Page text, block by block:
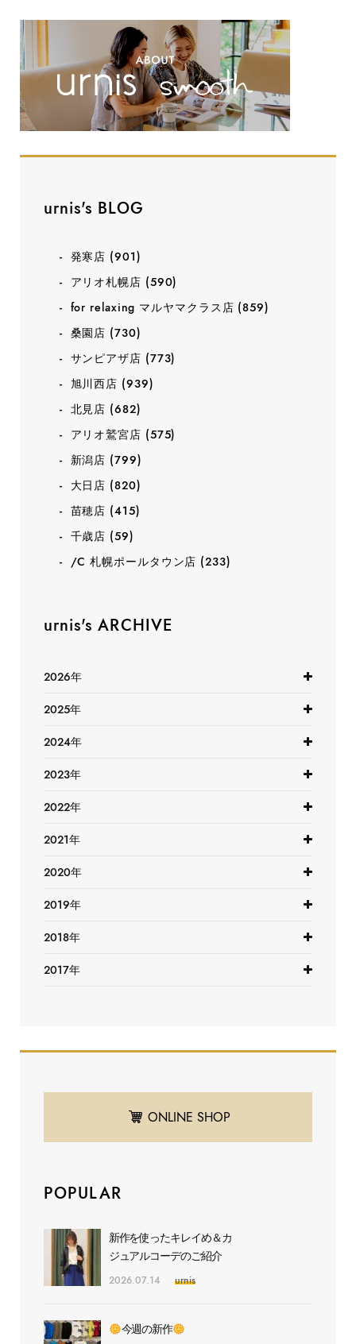
urnis's BLOG
発寒店 (901)
アリオ札幌店 (590)
for relaxing マルヤマクラス店 (859)
桑園店 (730)
サンピアザ店 (773)
旭川西店 (939)
北見店 (682)
アリオ鷲宮店 (575)
新潟店 (799)
大日店 (820)
苗穂店 (415)
千歳店 (59)
/C 札幌ポールタウン店 (233)
urnis's ARCHIVE
2026年
2025年
2024年
2023年
2022年
2021年
2020年
2019年
2018年
2017年
ONLINE SHOP
POPULAR
新作を使ったキレイめ＆カ
ジュアルコーデのご紹介
2026.07.14 urnis
今週の新作